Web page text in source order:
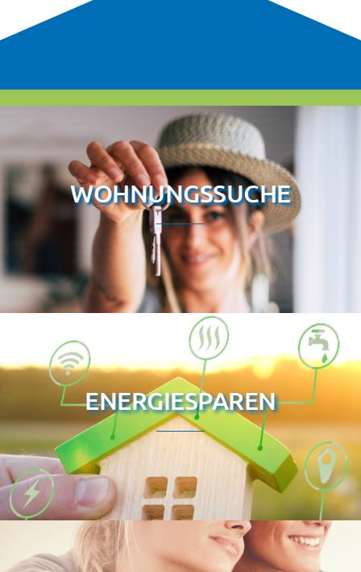
WOHNUNGSSUCHE
ENERGIESPAREN